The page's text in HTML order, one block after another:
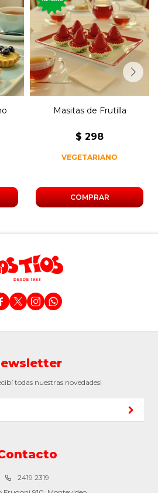
250 gramos de masitas de
frutilla con crema pastelera.
Masitas de Frutilla
$ 298
VEGETARIANO
  
2419 2319
todas nuestras novedades!